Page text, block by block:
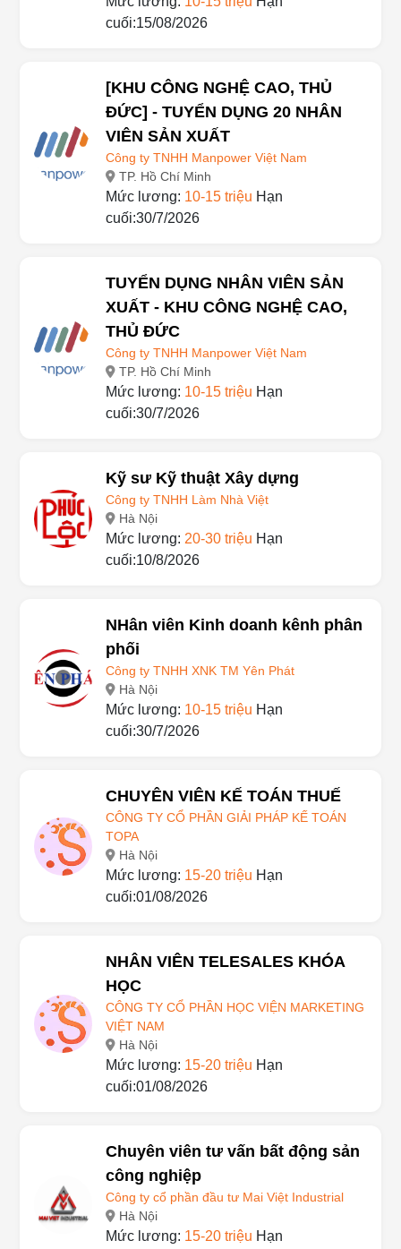
cuối:15/08/2026
[KHU CÔNG NGHỆ CAO, THỦ
ĐỨC] - TUYỂN DỤNG 20 NHÂN
VIÊN SẢN XUẤT
Công ty TNHH Manpower Việt Nam
TP. Hồ Chí Minh
Mức lương: 10-15 triệu Hạn
cuối:30/7/2026
TUYỂN DỤNG NHÂN VIÊN SẢN
XUẤT - KHU CÔNG NGHỆ CAO,
THỦ ĐỨC
Công ty TNHH Manpower Việt Nam
TP. Hồ Chí Minh
Mức lương: 10-15 triệu Hạn
cuối:30/7/2026
Kỹ sư Kỹ thuật Xây dựng
Công ty TNHH Làm Nhà Việt
Hà Nội
Mức lương: 20-30 triệu Hạn
cuối:10/8/2026
NHân viên Kinh doanh kênh phân
phối
Công ty TNHH XNK TM Yên Phát
Hà Nội
Mức lương: 10-15 triệu Hạn
cuối:30/7/2026
CHUYÊN VIÊN KẾ TOÁN THUẾ
CÔNG TY CỔ PHẦN GIẢI PHÁP KẾ TOÁN
TOPA
Hà Nội
Mức lương: 15-20 triệu Hạn
cuối:01/08/2026
NHÂN VIÊN TELESALES KHÓA
HỌC
CÔNG TY CỔ PHẦN HỌC VIỆN MARKETING
VIỆT NAM
Hà Nội
Mức lương: 15-20 triệu Hạn
cuối:01/08/2026
Chuyên viên tư vấn bất động sản
công nghiệp
Công ty cổ phần đầu tư Mai Việt Industrial
Hà Nội
Mức lương: 15-20 triệu Hạn